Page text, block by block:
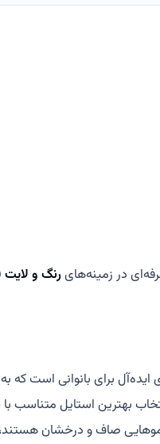
رنگ و لایت
برای بانوانی است که
بهترین استایل متناسب
موهایی صاف و درخشان